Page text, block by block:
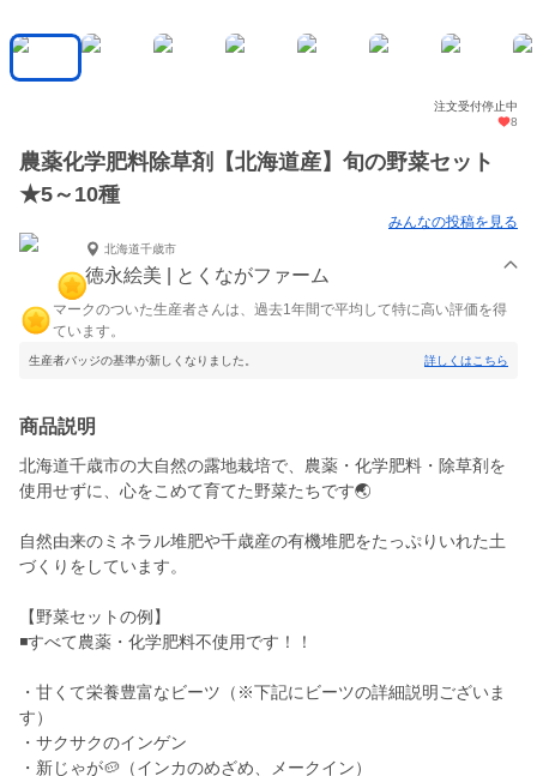
注文受付停止中
8
農薬化学肥料除草剤【北海道産】旬の野菜セット
★5～10種
みんなの投稿を見る
北海道千歳市
徳永絵美 | とくながファーム
マークのついた生産者さんは、過去1年間で平均して特に高い評価を得
ています。
生産者バッジの基準が新しくなりました。 詳しくはこちら
商品説明
北海道千歳市の大自然の露地栽培で、農薬・化学肥料・除草剤を
使用せずに、心をこめて育てた野菜たちです🌏
自然由来のミネラル堆肥や千歳産の有機堆肥をたっぷりいれた土
づくりをしています。
【野菜セットの例】
◾️すべて農薬・化学肥料不使用です！！
・甘くて栄養豊富なビーツ（※下記にビーツの詳細説明ございま
す）
・サクサクのインゲン
・新じゃが🥔（インカのめざめ、メークイン）